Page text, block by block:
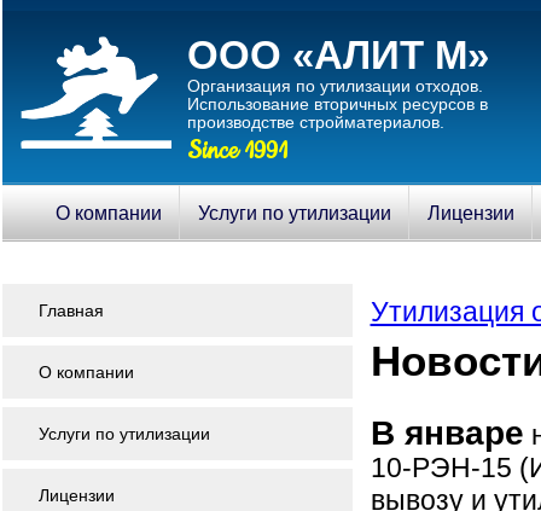
ООО «АЛИТ М»
Организация по утилизации отходов.
Использование вторичныx ресурсов в
производстве стройматериалов.
Since 1991
О компании Услуги по утилизации Лицензии
Утилизация
В январе
10-РЭН-15
вывозу и
Главная
О компании
Услуги по утилизации
Лицензии